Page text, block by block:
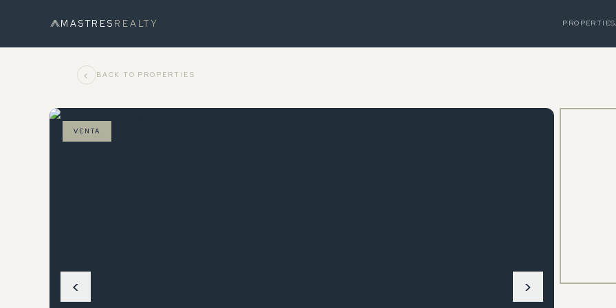
MASTRES REALTY PROPERTIES
‹ BACK TO PROPERTIES
‹ ›
VENTA